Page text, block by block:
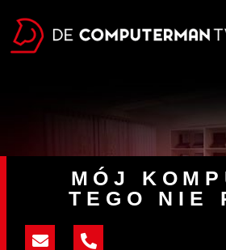
MÓJ
TEGO NIE